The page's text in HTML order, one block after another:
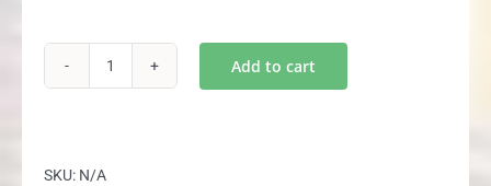
Rp2,782,500.
Rp1,638,000.
Add to cart
SKU: N/A